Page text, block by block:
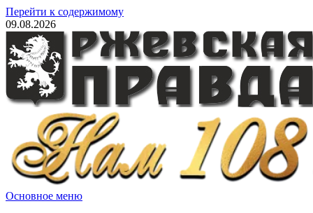
Перейти к содержимому
09.08.2026
Основное меню